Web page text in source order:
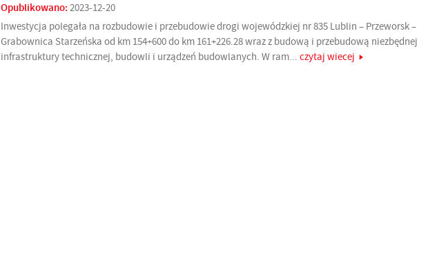
Opublikowano:2023-12-20
Inwestycja polegała na rozbudowie i przebudowie drogi wojewódzkiej nr 835 Lublin – Przeworsk –
Grabownica Starzeńska od km 154+600 do km 161+226.28 wraz z budową i przebudową niezbędnej
infrastruktury technicznej, budowli i urządzeń budowlanych. W ram...czytaj wiecej